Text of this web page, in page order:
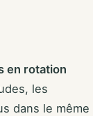
en rotation
les
dans le même